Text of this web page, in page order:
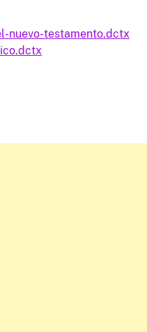
nuevo-testamento.dctx